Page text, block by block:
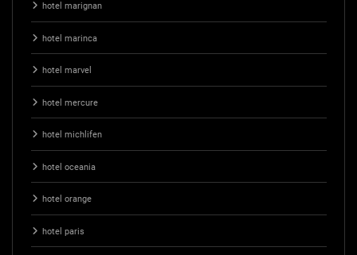
hotel marignan
hotel marinca
hotel marvel
hotel mercure
hotel michlifen
hotel oceania
hotel orange
hotel paris